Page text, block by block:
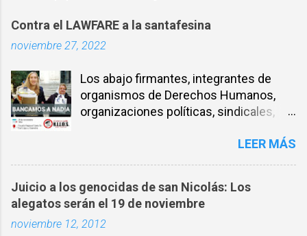
Contra el LAWFARE a la santafesina
noviembre 27, 2022
Los abajo firmantes, integrantes de
organismos de Derechos Humanos,
organizaciones políticas, sindicales,
nuestra solidaridad con la compañera
juicios por delitos de Lesa Humanidad
en Santa Fe y militante incansable por
la Memoria, la verdad y la Justicia. El 26
LEER MÁS
Juicio a los genocidas de san Nicolás: Los
alegatos serán el 19 de noviembre
noviembre 12, 2012